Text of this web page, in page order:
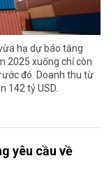
hạ dự báo tăng
2025 xuống chỉ còn
đó. Doanh thu từ
142 tỷ USD.
yêu cầu về